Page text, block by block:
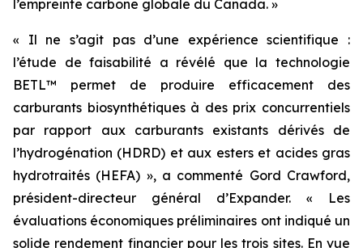
l’empreinte carbone globale du Canada. »
« Il ne s’agit pas d’une expérience scientifique :
l’étude de faisabilité a révélé que la technologie
BETL™ permet de produire efficacement des
carburants biosynthétiques à des prix concurrentiels
par rapport aux carburants existants dérivés de
l’hydrogénation (HDRD) et aux esters et acides gras
hydrotraités (HEFA) », a commenté Gord Crawford,
président-directeur général d’Expander. « Les
évaluations économiques préliminaires ont indiqué un
solide rendement financier pour les trois sites. En vue